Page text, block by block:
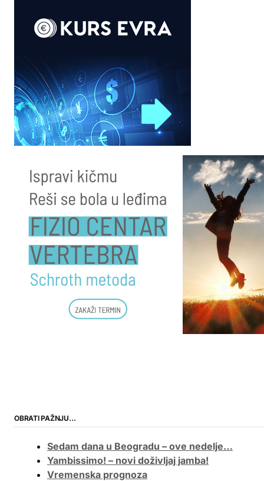
OBRATI PAŽNJU…
Sedam dana u Beogradu – ove nedelje…
Yambissimo! – novi doživljaj jamba!
Vremenska prognoza